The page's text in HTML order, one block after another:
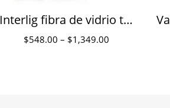
Interlig fibra de vidrio trenzada preimpregnada de ferulización Angelus
$548.00 – $1,349.00